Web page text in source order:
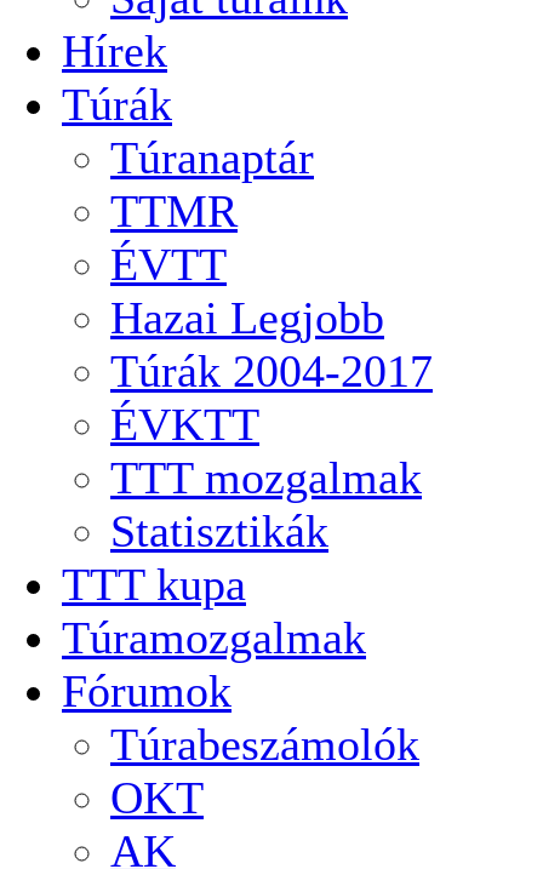
Hírek
Túrák
Túranaptár
TTMR
ÉVTT
Hazai Legjobb
Túrák 2004-2017
ÉVKTT
TTT mozgalmak
Statisztikák
TTT kupa
Túramozgalmak
Fórumok
Túrabeszámolók
OKT
AK